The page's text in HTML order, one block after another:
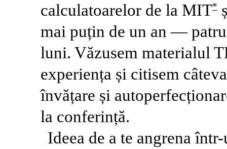
calculatoarelor de la MIT*
mai puțin de un an —
luni. Văzusem materialul
experiența și citisem
învățare și
la conferință.
Ideea de a te angrena